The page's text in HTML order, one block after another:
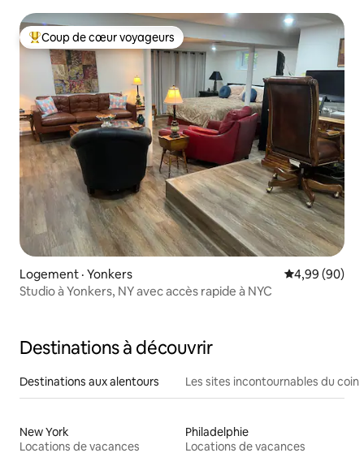
Coup de cœur voyageurs parmi les plus aimés
Coup de cœur voyageurs
Logement · Yonkers Note
4,99 (90)
Studio à Yonkers, NY avec accès rapide à NYC
Destinations à découvrir
Destinations aux alentours Les sites incontournables du coin
New York
Locations de vacances
Philadelphie
Locations de vacances